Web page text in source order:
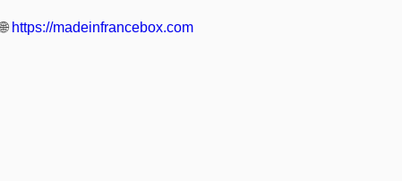
🌐 https://madeinfrancebox.com